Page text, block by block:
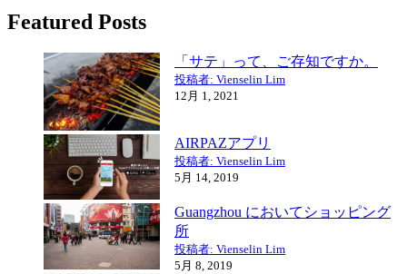
Featured Posts
「サテ」って、ご存知ですか。
投稿者: Vienselin Lim
12月 1, 2021
AIRPAZアプリ
投稿者: Vienselin Lim
5月 14, 2019
Guangzhou においてショッピング
所
投稿者: Vienselin Lim
5月 8, 2019